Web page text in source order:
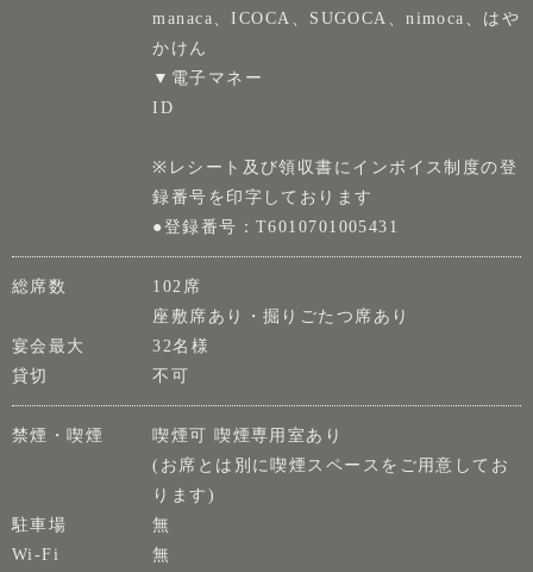
manaca、ICOCA、SUGOCA、nimoca、はや
かけん
▼電子マネー
ID
※レシート及び領収書にインボイス制度の登
録番号を印字しております
●登録番号：T6010701005431
総席数
102席
座敷席あり・掘りごたつ席あり
宴会最大
32名様
貸切
不可
禁煙・喫煙
喫煙可 喫煙専用室あり
(お席とは別に喫煙スペースをご用意してお
ります)
駐車場
無
Wi-Fi
無